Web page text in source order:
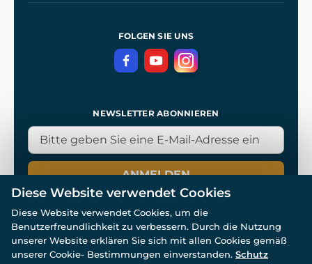
DatenschutzerklärungFOLGEN SIE UNS
NEWSLETTER ABONNIEREN
ANMELDEN
© Alle Rechte vorbehalten. www.wulflund.de 2007-2026.
Diese Website verwendet Cookies
Diese Website verwendet Cookies, um die
Benutzerfreundlichkeit zu verbessern. Durch die Nutzung
unserer Website erklären Sie sich mit allen Cookies gemäß
unserer Cookie- Bestimmungen einverstanden. Schutz